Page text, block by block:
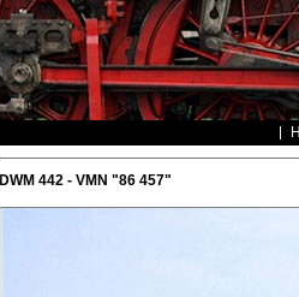
DWM 442 - VMN "86 457"